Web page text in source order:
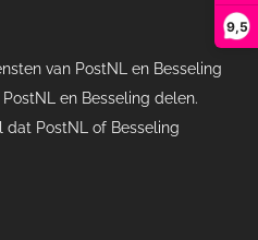
9,5
van PostNL en Besseling
en Besseling delen.
dat PostNL of Besseling